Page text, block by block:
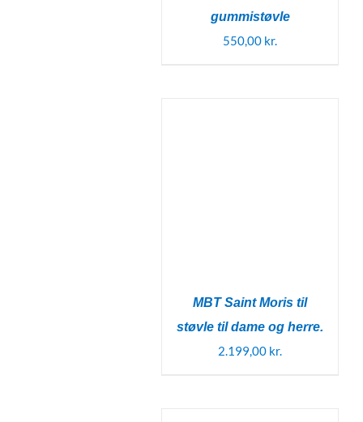
gummistøvle
550,00 kr.
MBT Saint Moris til
støvle til dame og herre.
2.199,00 kr.